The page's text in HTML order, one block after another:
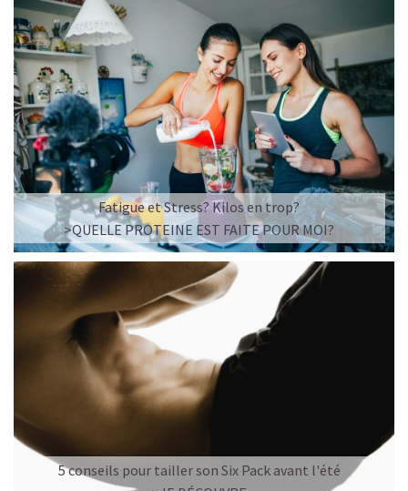
Fatigue et Stress? Kilos en trop?
>QUELLE PROTEINE EST FAITE POUR MOI?
5 conseils pour tailler son Six Pack avant l'été